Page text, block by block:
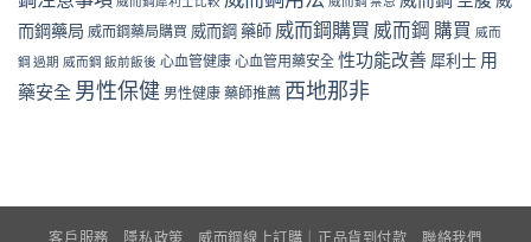
而鋼藥局 威而鋼藥局購買 威而鋼 藥師 威而鋼購買 威而鋼 購買 威而
鋼 過期 威而鋼 飯前飯後 心血管健康 心血管用藥安全 性功能改善 犀利士 用
藥安全 男性保健 男性健康 藥師推薦 西地那非
客戶服務 隱私政策 威而鋼線上訂購｜正品貨到付款 聯絡我們